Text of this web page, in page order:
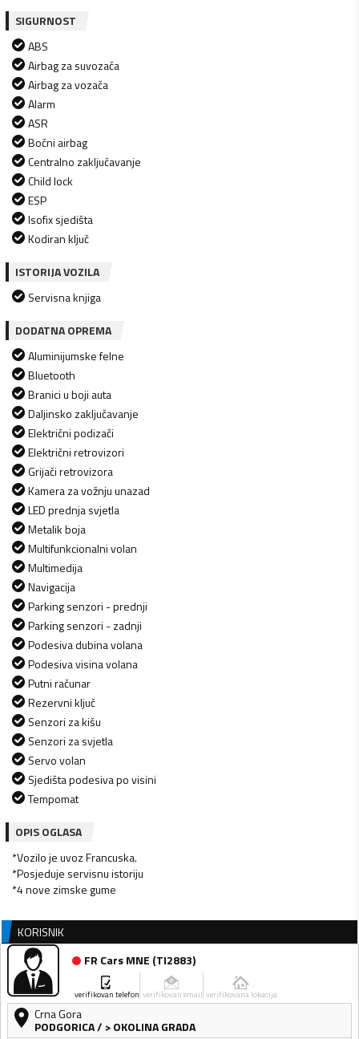
SIGURNOST
ABS
Airbag za suvozača
Airbag za vozača
Alarm
ASR
Bočni airbag
Centralno zaključavanje
Child lock
ESP
Isofix sjedišta
Kodiran ključ
ISTORIJA VOZILA
Servisna knjiga
DODATNA OPREMA
Aluminijumske felne
Bluetooth
Branici u boji auta
Daljinsko zaključavanje
Električni podizači
Električni retrovizori
Grijači retrovizora
Kamera za vožnju unazad
LED prednja svjetla
Metalik boja
Multifunkcionalni volan
Multimedija
Navigacija
Parking senzori - prednji
Parking senzori - zadnji
Podesiva dubina volana
Podesiva visina volana
Putni računar
Rezervni ključ
Senzori za kišu
Senzori za svjetla
Servo volan
Sjedišta podesiva po visini
Tempomat
OPIS OGLASA
*Vozilo je uvoz Francuska.
*Posjeduje servisnu istoriju
*4 nove zimske gume
KORISNIK
FR Cars MNE (TI2883)
verifikovan telefon verifikovan email verifikovana lokacija
Crna Gora
PODGORICA/ > OKOLINA GRADA